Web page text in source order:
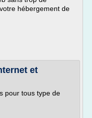
hébergement de
et
pour tous type de